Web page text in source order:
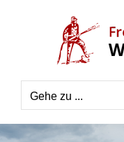
Gehe zu ...